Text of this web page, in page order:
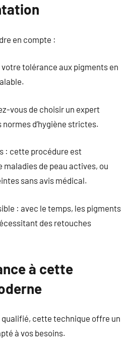
en compte :
tolérance aux pigments en
vous de choisir un expert
d’hygiène strictes.
: cette procédure est
maladies de peau actives, ou
sans avis médical.
: avec le temps, les pigments
des retouches
à cette
qualifié, cette technique offre un
à vos besoins.